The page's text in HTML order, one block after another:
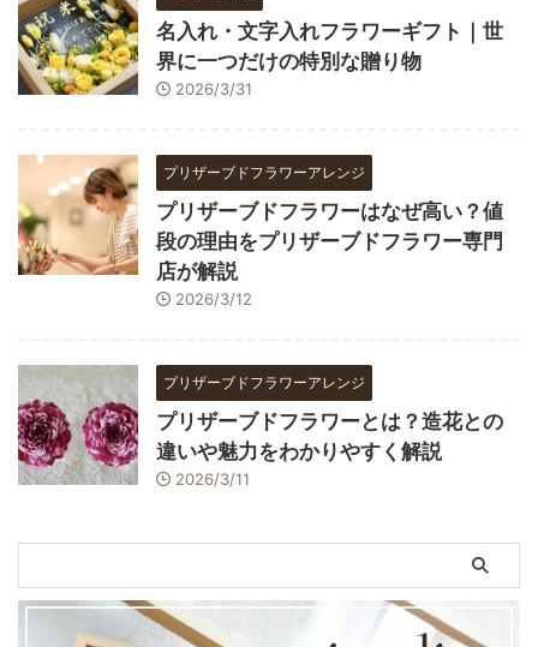
名入れ・文字入れフラワーギフト｜世
界に一つだけの特別な贈り物
2026/3/31
プリザーブドフラワーアレンジ
プリザーブドフラワーはなぜ高い？値
段の理由をプリザーブドフラワー専門
店が解説
2026/3/12
プリザーブドフラワーアレンジ
プリザーブドフラワーとは？造花との
違いや魅力をわかりやすく解説
2026/3/11